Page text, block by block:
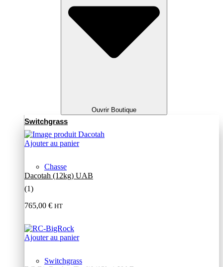
Ouvrir Boutique
Switchgrass
Ajouter au panier
Chasse
Dacotah (12kg) UAB
(1)
765,00 € HT
Ajouter au panier
Switchgrass